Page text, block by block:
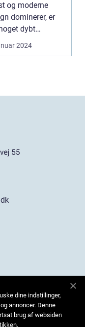
og moderne
dominerer, er
dybt
og
2024
dine indstillinger,
annoncer. Denne
brug af websiden